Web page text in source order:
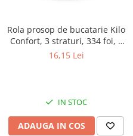
Rola prosop de bucatarie Kilo
Confort, 3 straturi, 334 foi, 1
kg
16,15 Lei
IN STOC
ADAUGA IN COS